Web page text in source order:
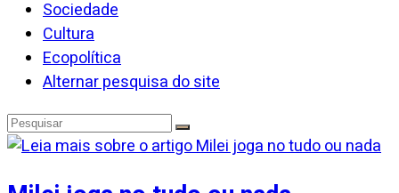
Sociedade
Cultura
Ecopolítica
Alternar pesquisa do site